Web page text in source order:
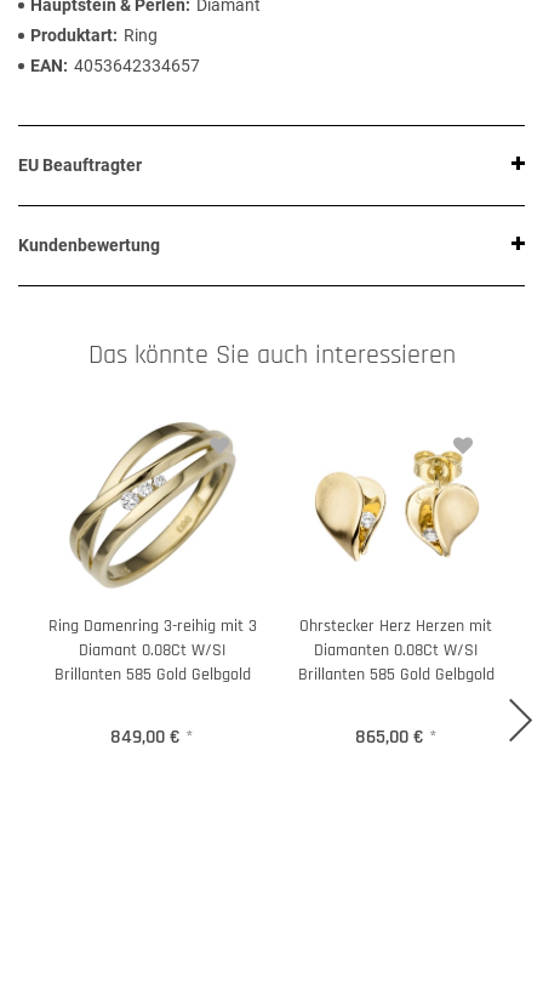
Hauptstein & Perlen
Diamant
Produktart
Ring
EAN
4053642334657
EU Beauftragter
Kundenbewertung
Das könnte Sie auch interessieren
Ring Damenring 3-reihig mit 3
Diamant 0.08Ct W/SI
Brillanten 585 Gold Gelbgold
849,00 € *
Ohrstecker Herz Herzen mit
Diamanten 0.08Ct W/SI
Brillanten 585 Gold Gelbgold
865,00 € *